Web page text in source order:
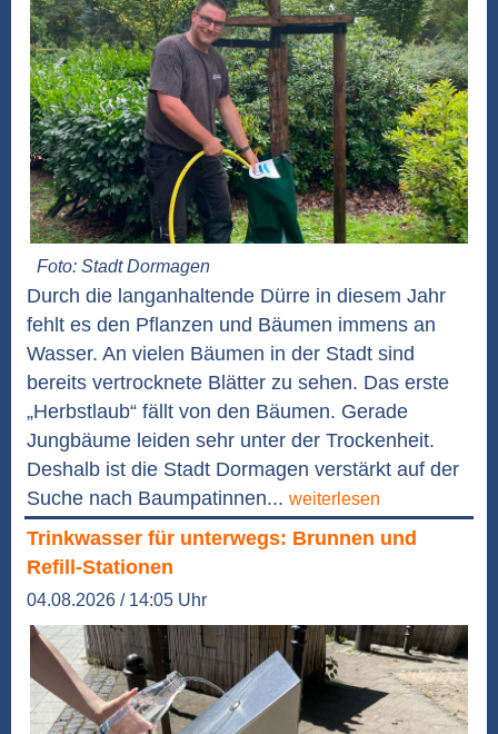
Foto: Stadt Dormagen
Durch die langanhaltende Dürre in diesem Jahr
fehlt es den Pflanzen und Bäumen immens an
Wasser. An vielen Bäumen in der Stadt sind
bereits vertrocknete Blätter zu sehen. Das erste
„Herbstlaub“ fällt von den Bäumen. Gerade
Jungbäume leiden sehr unter der Trockenheit.
Deshalb ist die Stadt Dormagen verstärkt auf der
Suche nach Baumpatinnen... weiterlesen
Trinkwasser für unterwegs: Brunnen und
Refill-Stationen
04.08.2026 / 14:05 Uhr